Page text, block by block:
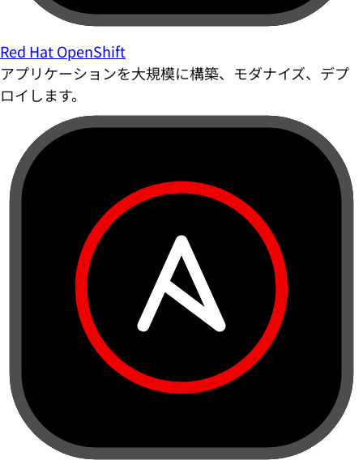
Red Hat OpenShift
アプリケーションを大規模に構築、モダナイズ、デプ
ロイします。